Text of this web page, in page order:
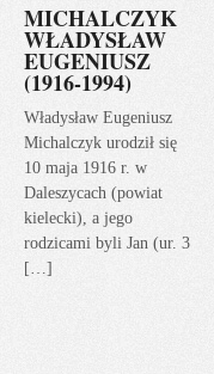
MICHALCZYK
WŁADYSŁAW
EUGENIUSZ
(1916-1994)
Władysław Eugeniusz
Michalczyk urodził się
10 maja 1916 r. w
Daleszycach (powiat
kielecki), a jego
rodzicami byli Jan (ur. 3
[…]